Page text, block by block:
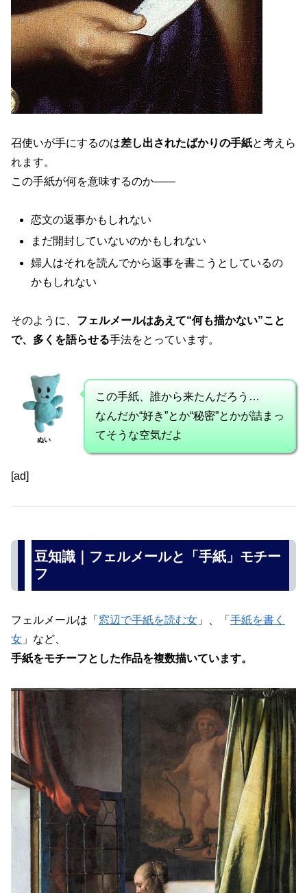
召使いが手にするのは差し出されたばかりの手紙と考えら
れます。
この手紙が何を意味するのか――
恋文の返事かもしれない
まだ開封していないのかもしれない
婦人はそれを読んでから返事を書こうとしているの
かもしれない
そのように、 フェルメールはあえて“何も描かない”こと
で、多くを語らせる手法をとっています。
ぬい
この手紙、誰から来たんだろう…
なんだか“好き”とか“秘密”とかが詰まっ
てそうな空気だよ
[ad]
豆知識｜フェルメールと「手紙」モチー
フ
フェルメールは「 窓辺で手紙を読む女 」、「 手紙を書く
女 」など、
手紙をモチーフとした作品を複数描いています。